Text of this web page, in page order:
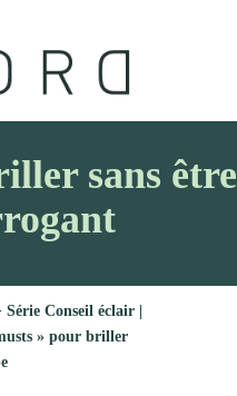
sans être
Série Conseil éclair |
» pour briller